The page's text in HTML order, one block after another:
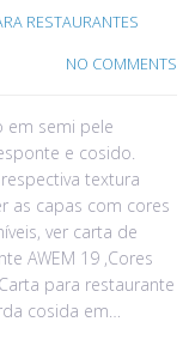
RESTAURANTES
NO COMMENTS
em semi pele
e cosido.
textura
as capas com cores
ver carta de
AWEM 19 ,Cores
para restaurante
cosida em…